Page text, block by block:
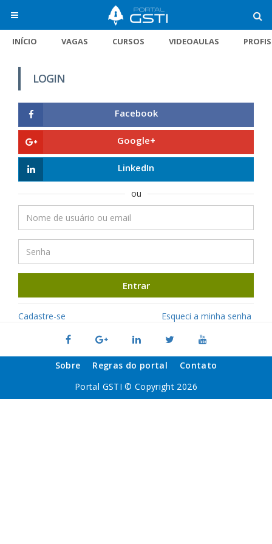
INÍCIO VAGAS CURSOS VIDEOAULAS
LOGIN
Facebook
Google+
LinkedIn
ou
Entrar
Cadastre-se Esqueci a minha senha
Sobre Regras do portal
Contato
Portal GSTI © Copyright 2026